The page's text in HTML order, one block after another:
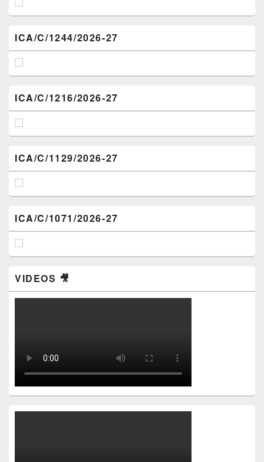
ICA/C/1244/2026-27
ICA/C/1216/2026-27
ICA/C/1129/2026-27
ICA/C/1071/2026-27
VIDEOS 🎥